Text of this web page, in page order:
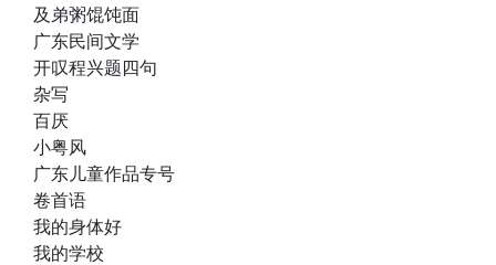
及弟粥馄饨面
广东民间文学
开叹程兴题四句
杂写
百厌
小粤风
广东儿童作品专号
卷首语
我的身体好
我的学校